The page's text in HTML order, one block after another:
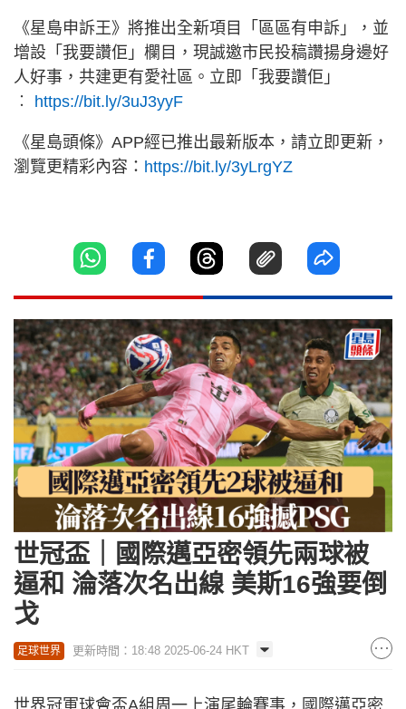
《星島申訴王》將推出全新項目「區區有申訴」，並
增設「我要讚佢」欄目，現誠邀市民投稿讚揚身邊好
人好事，共建更有愛社區。立即「我要讚佢」
︰ https://bit.ly/3uJ3yyF
《星島頭條》APP經已推出最新版本，請立即更新，
瀏覽更精彩內容： https://bit.ly/3yLrgYZ
世冠盃｜國際邁亞密領先兩球被
逼和 淪落次名出線 美斯16強要倒
戈
足球世界 更新時間：18:48 2025-06-24 HKT